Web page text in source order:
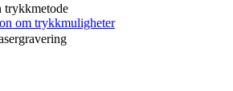
trykkmetode
om trykkmuligheter